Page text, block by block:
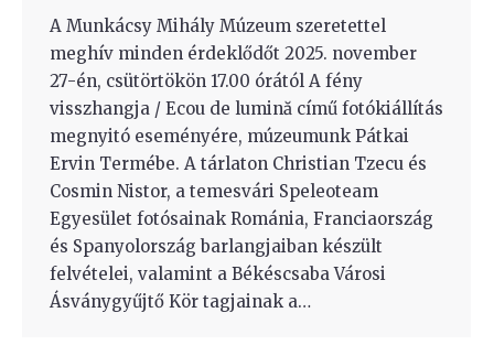
A Munkácsy Mihály Múzeum szeretettel
meghív minden érdeklődőt 2025. november
27-én, csütörtökön 17.00 órától A fény
visszhangja / Ecou de lumină című fotókiállítás
megnyitó eseményére, múzeumunk Pátkai
Ervin Termébe. A tárlaton Christian Tzecu és
Cosmin Nistor, a temesvári Speleoteam
Egyesület fotósainak Románia, Franciaország
és Spanyolország barlangjaiban készült
felvételei, valamint a Békéscsaba Városi
Ásványgyűjtő Kör tagjainak a…